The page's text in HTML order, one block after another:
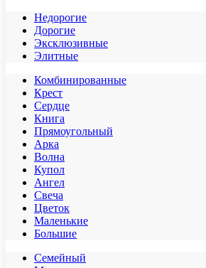
Недорогие
Дорогие
Эксклюзивные
Элитные
Комбинированные
Крест
Сердце
Книга
Прямоугольный
Арка
Волна
Купол
Ангел
Свеча
Цветок
Маленькие
Большие
Семейный